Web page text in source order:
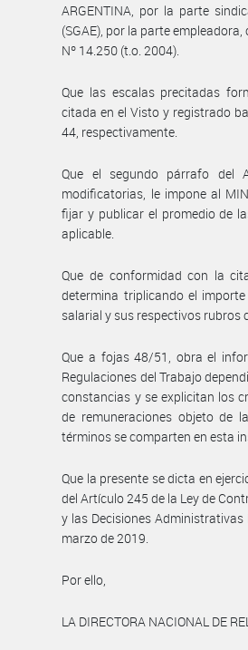
ARGENTINA, por la parte
(SGAE), por la parte
Nº 14.250 (t.o. 2004).
Que las escalas precitadas
citada en el Visto y registrado
44, respectivamente.
Que el segundo párrafo del
modificatorias, le impone al
fijar y publicar el promedio de
aplicable.
Que de conformidad con la
determina triplicando el
salarial y sus respectivos rubros
Que a fojas 48/51, obra el
Regulaciones del Trabajo
constancias y se explicitan los
de remuneraciones objeto de
términos se comparten en esta
Que la presente se dicta en
del Artículo 245 de la Ley de
y las Decisiones
marzo de 2019.
Por ello,
LA DIRECTORA NACIONAL DE